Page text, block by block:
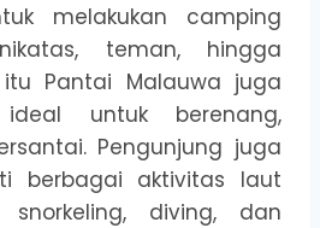
melakukan camping
teman, hingga
itu Pantai Malauwa juga
untuk berenang,
Pengunjung juga
berbagai aktivitas laut
snorkeling, diving, dan